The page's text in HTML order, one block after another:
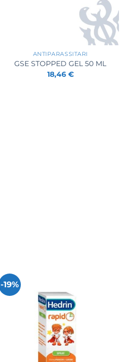
ANTIPARASSITARI
GSE STOPPED GEL 50 ML
18,46 €
-19%